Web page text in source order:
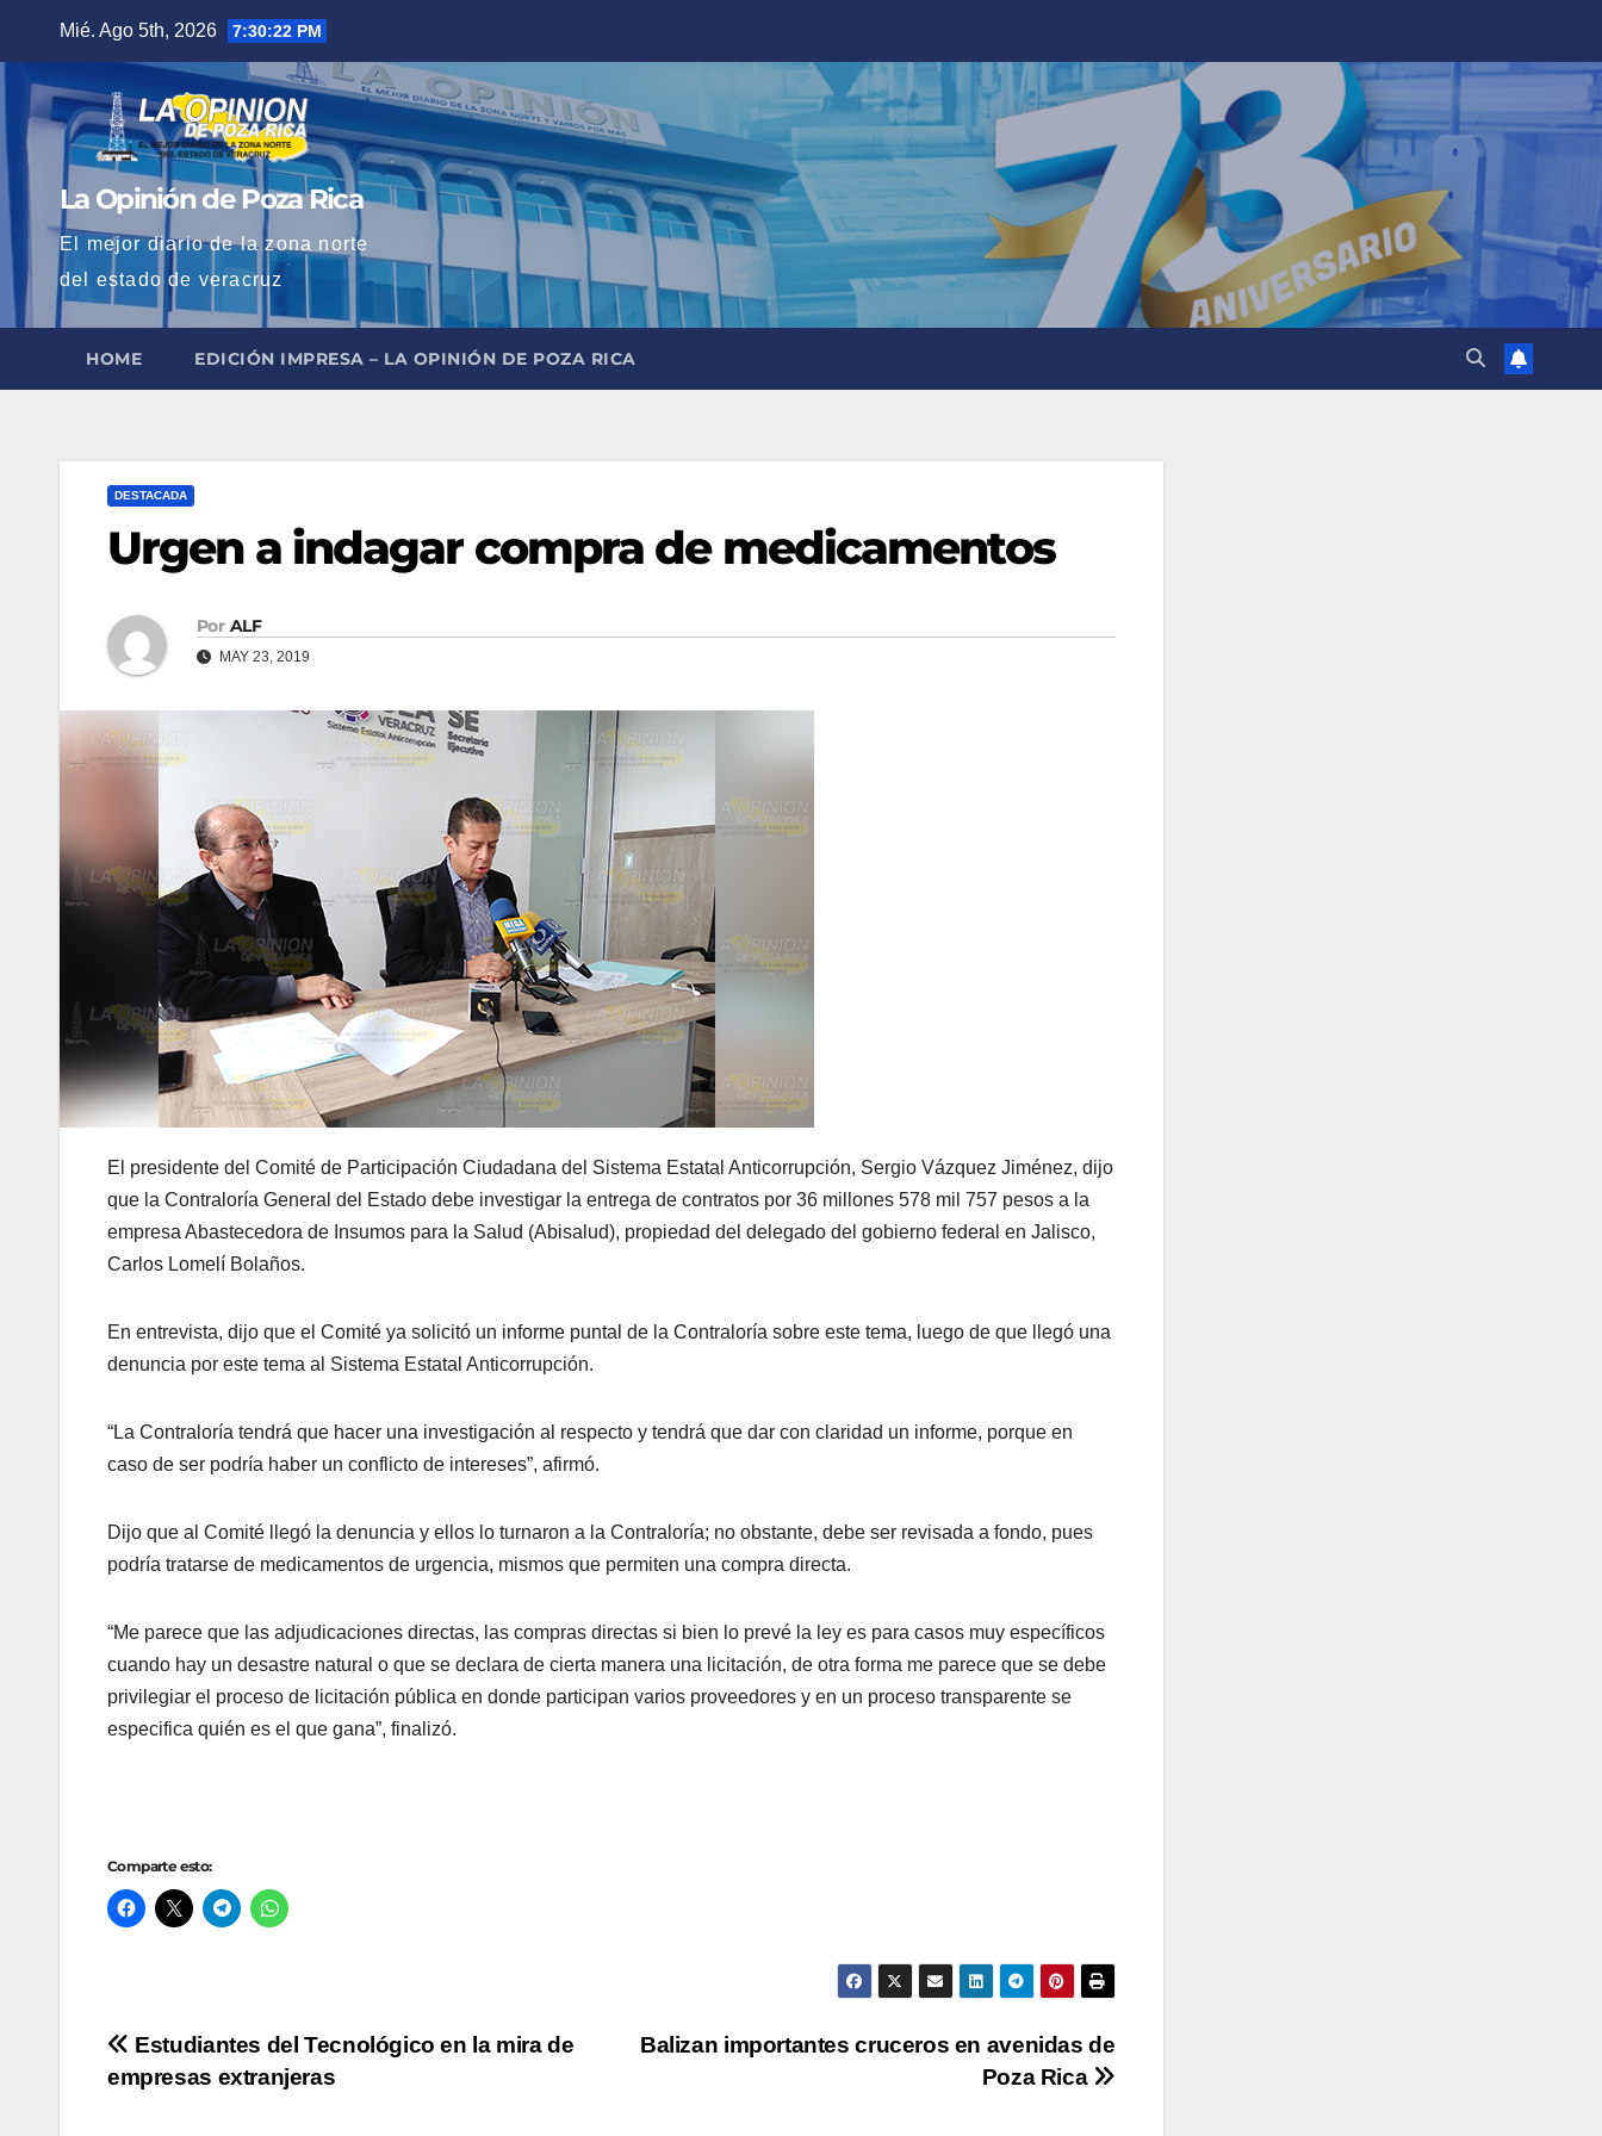
contenido
Mié. Ago 5th, 2026 7:30:23 PM
La Opinión de Poza Rica
El mejor diario de la zona norte
del estado de veracruz
HOME EDICIÓN IMPRESA – LA OPINIÓN DE POZA RICA
DESTACADA
Urgen a indagar compra de medicamentos
Por ALF
MAY 23, 2019
El presidente del Comité de Participación Ciudadana del Sistema Estatal Anticorrupción, Sergio Vázquez Jiménez, dijo
que la Contraloría General del Estado debe investigar la entrega de contratos por 36 millones 578 mil 757 pesos a la
empresa Abastecedora de Insumos para la Salud (Abisalud), propiedad del delegado del gobierno federal en Jalisco,
Carlos Lomelí Bolaños.
En entrevista, dijo que el Comité ya solicitó un informe puntal de la Contraloría sobre este tema, luego de que llegó una
denuncia por este tema al Sistema Estatal Anticorrupción.
“La Contraloría tendrá que hacer una investigación al respecto y tendrá que dar con claridad un informe, porque en
caso de ser podría haber un conflicto de intereses”, afirmó.
Dijo que al Comité llegó la denuncia y ellos lo turnaron a la Contraloría; no obstante, debe ser revisada a fondo, pues
podría tratarse de medicamentos de urgencia, mismos que permiten una compra directa.
“Me parece que las adjudicaciones directas, las compras directas si bien lo prevé la ley es para casos muy específicos
cuando hay un desastre natural o que se declara de cierta manera una licitación, de otra forma me parece que se debe
privilegiar el proceso de licitación pública en donde participan varios proveedores y en un proceso transparente se
especifica quién es el que gana”, finalizó.
Comparte esto:
Navegación
de
Balizan importantes cruceros en avenidas de
Poza Rica
Estudiantes del Tecnológico en la mira de
empresas extranjeras